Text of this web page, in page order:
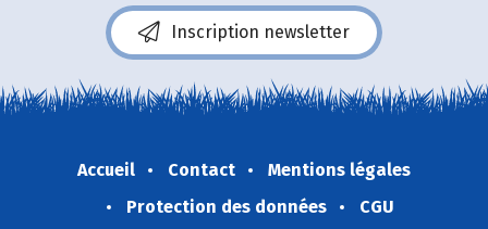
Inscription newsletter
Accueil Contact
Mentions légales
Protection des données
CGU